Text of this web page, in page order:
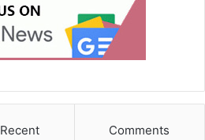
Recent Comments